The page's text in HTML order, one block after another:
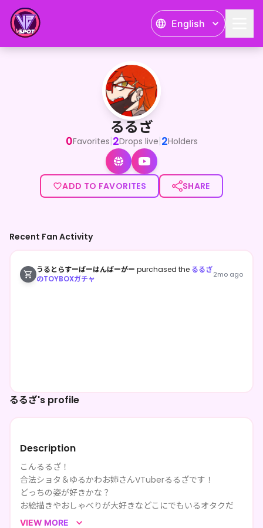
English
るるざ
<p>こんるるざ！</p><p>合法ショタ＆ゆるかわお姉さん
るるざ
0Favorites|2Drops live|2Holders
ADD TO FAVORITES SHARE
るるざ's profile
Description
こんるるざ！
合法ショタ＆ゆるかわお姉さんVTuberるるざです！
どっちの姿が好きかな？
お絵描きやおしゃべりが大好きなどこにでもいるオタクだ
よ。
VIEW MORE
Recent Fan Activity
うるとらすーぱーはんばーがー purchased the るるざ
のTOYBOXガチャ
2mo ago